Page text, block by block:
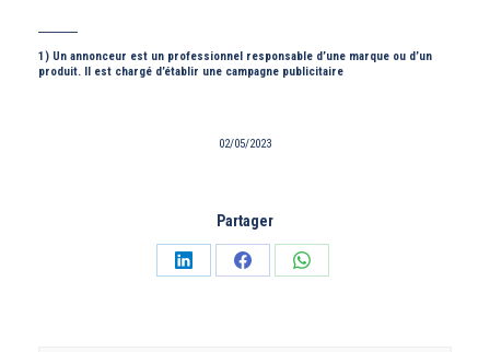
1) Un annonceur est un professionnel responsable d’une marque ou d’un
produit. Il est chargé d’établir une campagne publicitaire
02/05/2023
Partager
PartagerPartagerPartager